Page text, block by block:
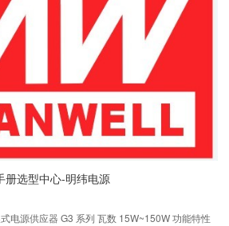
册选型中心-明纬电源
电源供应器 G3 系列 瓦数 15W~150W 功能特性